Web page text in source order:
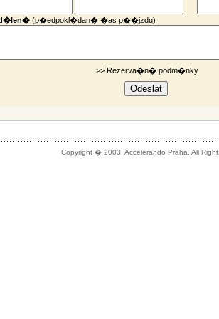
(p�edpokl�dan� �as p��jzdu)
>> Rezerva�n� podm�nky
Copyright � 2003, Accelerando Praha. All